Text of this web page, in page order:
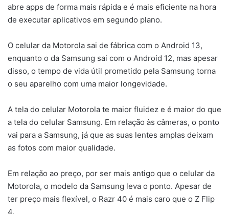
abre apps de forma mais rápida e é mais eficiente na hora
de executar aplicativos em segundo plano.
O celular da Motorola sai de fábrica com o Android 13,
enquanto o da Samsung sai com o Android 12, mas apesar
disso, o tempo de vida útil prometido pela Samsung torna
o seu aparelho com uma maior longevidade.
A tela do celular Motorola te maior fluidez e é maior do que
a tela do celular Samsung. Em relação às câmeras, o ponto
vai para a Samsung, já que as suas lentes amplas deixam
as fotos com maior qualidade.
Em relação ao preço, por ser mais antigo que o celular da
Motorola, o modelo da Samsung leva o ponto. Apesar de
ter preço mais flexível, o Razr 40 é mais caro que o Z Flip
4.